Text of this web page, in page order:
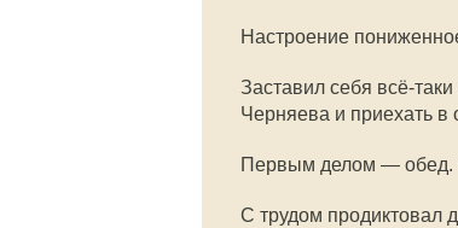
Настроение
Заставил себя всё-
Черняева и приехать в
Первым делом — обед.
С трудом продиктовал